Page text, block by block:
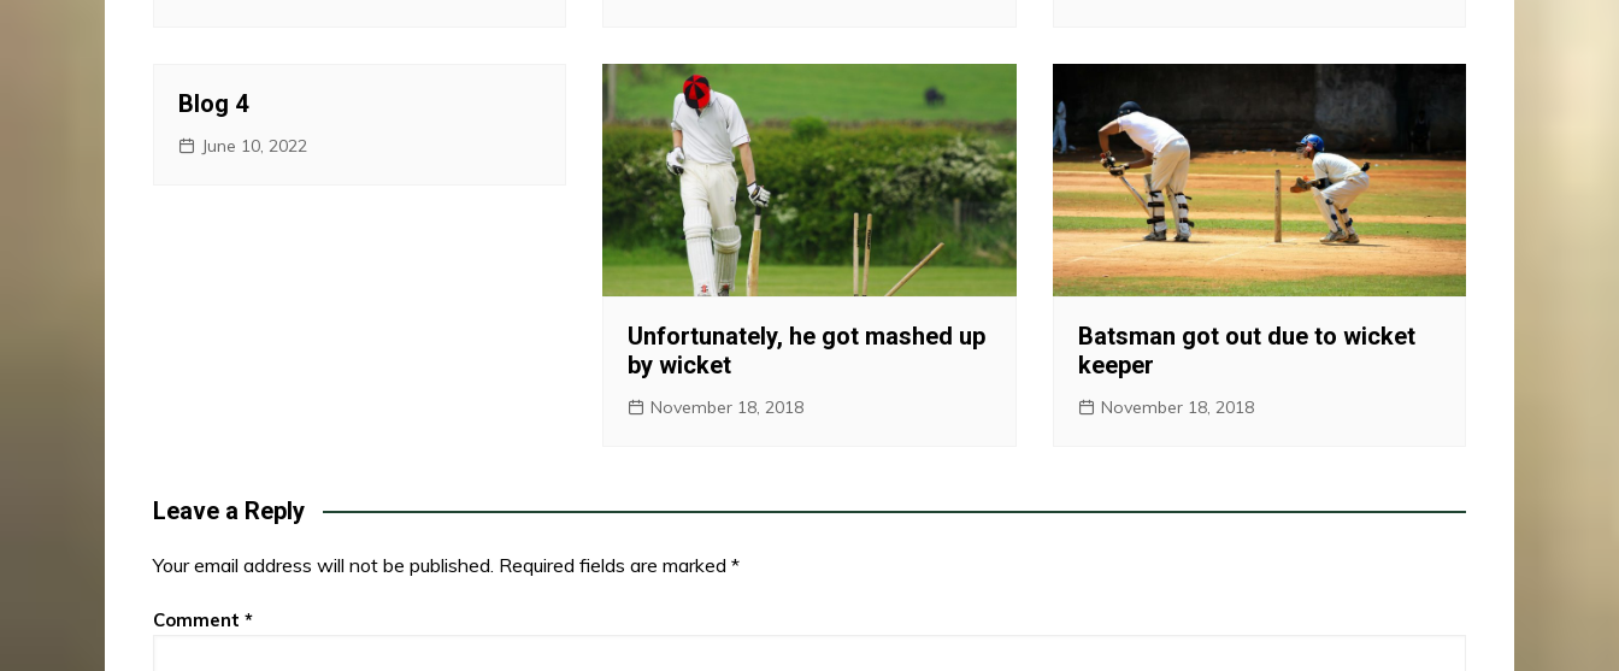
Blog 4
June 10, 2022
Unfortunately, he got mashed up
by wicket
November 18, 2018
Batsman got out due to wicket
keeper
November 18, 2018
Leave a Reply
Your email address will not be published. Required fields are marked *
Comment *